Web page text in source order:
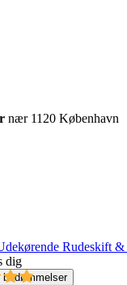
nær 1120 København
Rudeskift
dig
bedømmelser